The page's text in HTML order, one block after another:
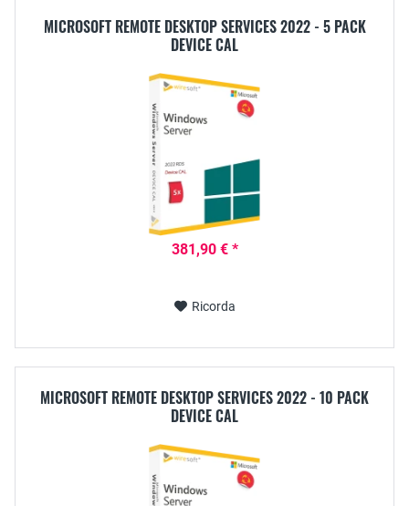
MICROSOFT REMOTE DESKTOP SERVICES 2022 - 5 PACK
DEVICE CAL
381,90 € *
Ricorda
MICROSOFT REMOTE DESKTOP SERVICES 2022 - 10 PACK
DEVICE CAL